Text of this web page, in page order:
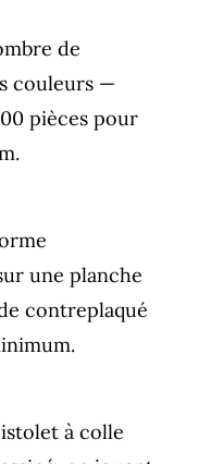
de
couleurs —
pièces pour
une planche
contreplaqué
à colle